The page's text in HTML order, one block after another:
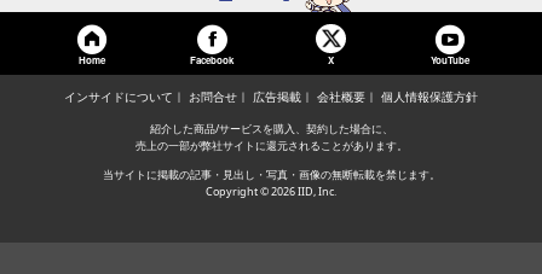
Home Facebook X YouTube
インサイドについて お問合せ 広告掲載 会社概要 個人情報保護方針
紹介した商品/サービスを購入、契約した場合に、
売上の一部が弊社サイトに還元されることがあります。
当サイトに掲載の記事・見出し・写真・画像の無断転載を禁じます。
Copyright © 2026 IID, Inc.